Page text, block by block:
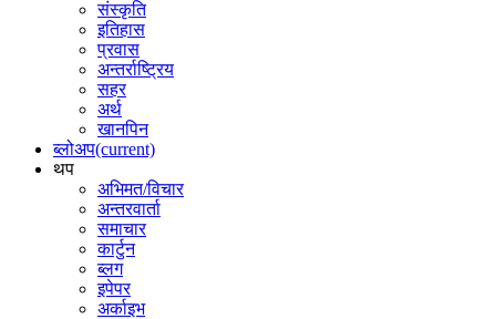
संस्कृति
इतिहास
प्रवास
अन्तर्राष्ट्रिय
सहर
अर्थ
खानपिन
ब्लोअप(current)
थप
अभिमत/विचार
अन्तरवार्ता
समाचार
कार्टुन
ब्लग
इपेपर
अर्काइभ